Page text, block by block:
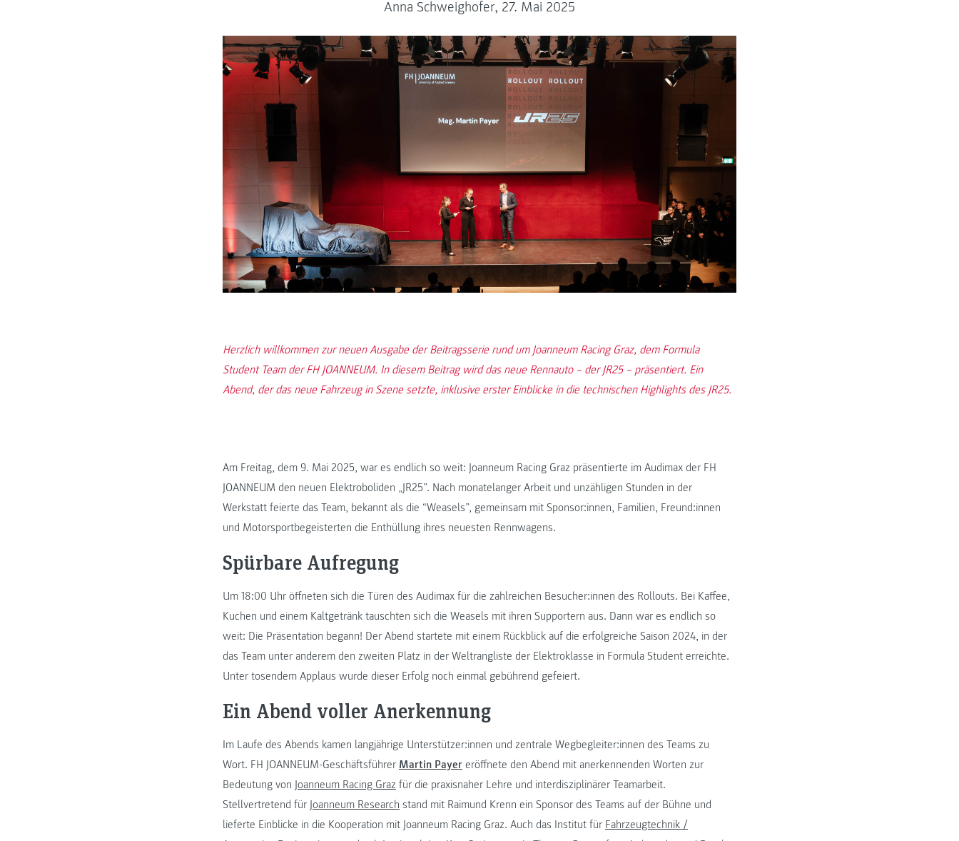
Anna Schweighofer, 27. Mai 2025
Herzlich willkommen zur neuen Ausgabe der Beitragsserie rund um Joanneum Racing Graz, dem Formula
Student Team der FH JOANNEUM. In diesem Beitrag wird das neue Rennauto – der JR25 – präsentiert. Ein
Abend, der das neue Fahrzeug in Szene setzte, inklusive erster Einblicke in die technischen Highlights des JR25.
Am Freitag, dem 9. Mai 2025, war es endlich so weit: Joanneum Racing Graz präsentierte im Audimax der FH
JOANNEUM den neuen Elektroboliden „JR25”. Nach monatelanger Arbeit und unzähligen Stunden in der
Werkstatt feierte das Team, bekannt als die “Weasels”, gemeinsam mit Sponsor:innen, Familien, Freund:innen
und Motorsportbegeisterten die Enthüllung ihres neuesten Rennwagens.
Spürbare Aufregung
Um 18:00 Uhr öffneten sich die Türen des Audimax für die zahlreichen Besucher:innen des Rollouts. Bei Kaffee,
Kuchen und einem Kaltgetränk tauschten sich die Weasels mit ihren Supportern aus. Dann war es endlich so
weit: Die Präsentation begann! Der Abend startete mit einem Rückblick auf die erfolgreiche Saison 2024, in der
das Team unter anderem den zweiten Platz in der Weltrangliste der Elektroklasse in Formula Student erreichte.
Unter tosendem Applaus wurde dieser Erfolg noch einmal gebührend gefeiert.
Ein Abend voller Anerkennung
Im Laufe des Abends kamen langjährige Unterstützer:innen und zentrale Wegbegleiter:innen des Teams zu
Wort. FH JOANNEUM-Geschäftsführer Martin Payer eröffnete den Abend mit anerkennenden Worten zur
Bedeutung von Joanneum Racing Graz für die praxisnaher Lehre und interdisziplinärer Teamarbeit.
Stellvertretend für Joanneum Research stand mit Raimund Krenn ein Sponsor des Teams auf der Bühne und
lieferte Einblicke in die Kooperation mit Joanneum Racing Graz. Auch das Institut für Fahrzeugtechnik /